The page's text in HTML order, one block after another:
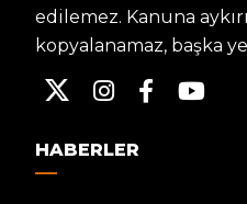
edilemez. Kanuna
kopyalanamaz, başka
HABERLER